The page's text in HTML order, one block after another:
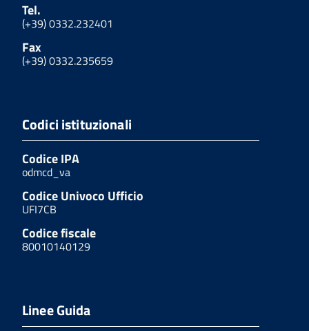
Tel.
(+39) 0332.232401
Fax
(+39) 0332.235659
Codici istituzionali
Codice IPA
odmcd_va
Codice Univoco Ufficio
UFI7CB
Codice fiscale
80010140129
Linee Guida